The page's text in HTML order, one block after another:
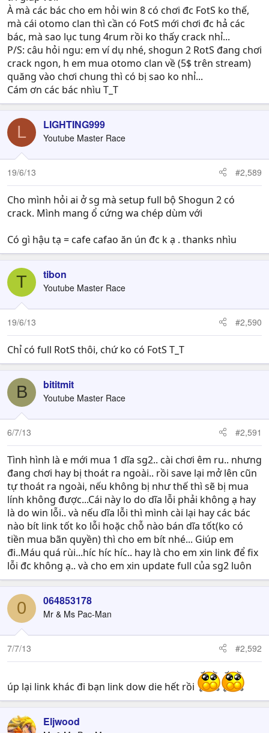
À mà các bác cho em hỏi win 8 có chơi đc FotS ko thế,
mà cái otomo clan thì cần có FotS mới chơi đc hả các
bác, mà sao lục tung 4rum rồi ko thấy crack nhỉ...
P/S: câu hỏi ngu: em ví dụ nhé, shogun 2 RotS đang chơi
crack ngon, h em mua otomo clan về (5$ trên stream)
quăng vào chơi chung thì có bị sao ko nhỉ...
Cám ơn các bác nhìu T_T
L LIGHTING999
Youtube Master Race
19/6/13 #2,589
Cho mình hỏi ai ở sg mà setup full bộ Shogun 2 có
crack. Mình mang ổ cứng wa chép dùm với
Có gì hậu tạ = cafe cafao ăn ún đc k ạ . thanks nhìu
T tibon
Youtube Master Race
19/6/13 #2,590
Chỉ có full RotS thôi, chứ ko có FotS T_T
B bititmit
Youtube Master Race
6/7/13 #2,591
Tình hình là e mới mua 1 dĩa sg2.. cài chơi êm ru.. nhưng
đang chơi hay bị thoát ra ngoài.. rồi save lại mở lên cũn
tự thoát ra ngoài, nếu không bị như thế thì sẽ bị mua
lính không được...Cái này lo do dĩa lỗi phải không ạ hay
là do win lỗi.. và nếu dĩa lỗi thì mình cài lại hay các bác
nào bít link tốt ko lỗi hoặc chỗ nào bán dĩa tốt(ko có
tiền mua bãn quyền) thì cho em bít nhé... Giúp em
đi..Máu quá rùi...híc híc híc.. hay là cho em xin link để fix
lỗi đc không ạ.. và cho em xin update full của sg2 luôn
0 064853178
Mr & Ms Pac-Man
7/7/13 #2,592
úp lại link khác đi bạn link dow die hết rồi
Eljwood